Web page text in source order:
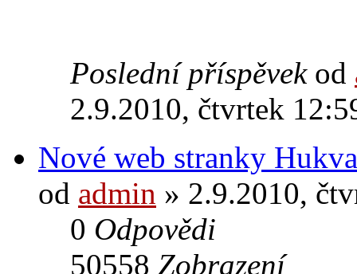
Poslední příspěvek od
2.9.2010, čtvrtek
Nové web stranky
od admin » 2.9.2010,
0 Odpovědi
50558 Zobrazení